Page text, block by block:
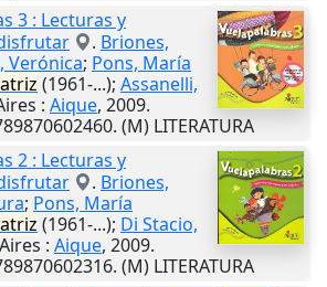
3 : Lecturas y
. Briones,
Verónica; Pons, María
(1961-...); Assanelli,
: Aique, 2009.
(M) LITERATURA
2 : Lecturas y
. Briones,
; Pons, María
(1961-...); Di Stacio,
: Aique, 2009.
(M) LITERATURA